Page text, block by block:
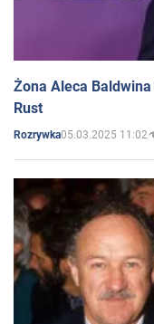
Żona Aleca
Rust
Rozrywka05.03.2025 11:02